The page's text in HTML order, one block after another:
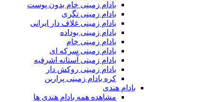
بادام زمینی خام بدون پوست
بادام زمینی تگری
بادام زمینی غلاف دار ایرانی
بادام زمینی بوداده
بادام زمینی خام
بادام زمینی سرکه ای
بادام زمینی آستانه اشرفیه
بادام زمینی روکش دار
کره بادام زمینی پرارین
بادام هندی
مشاهده همه بادام هندی ها